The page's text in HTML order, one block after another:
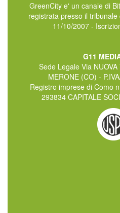
GreenCity e' un canale di
registrata presso il
11/10/2007 -
G11
Sede Legale Via
MERONE (CO) -
Registro imprese di Como
293834 CAPITALE